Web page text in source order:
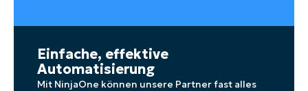
Einfache, effektive
Automatisierung
Mit NinjaOne können unsere Partner fast alles